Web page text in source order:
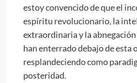
estoy convencido de que el
espíritu revolucionario, la
extraordinaria y la
han enterrado debajo de esta
resplandeciendo como
posteridad.